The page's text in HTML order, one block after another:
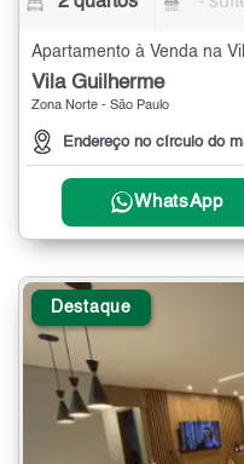
Apartamento à Venda na
Vila Guilherme
Zona Norte - São Paulo
Endereço no círculo do
WhatsApp
Destaque